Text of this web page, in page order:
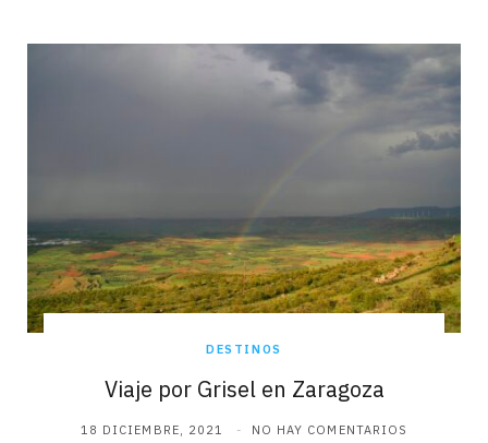
DESTINOS
Viaje por Grisel en Zaragoza
18 DICIEMBRE, 2021 NO HAY COMENTARIOS